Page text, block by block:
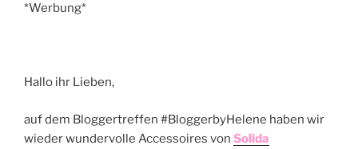
*Werbung*
Hallo ihr Lieben,
auf dem Bloggertreffen #BloggerbyHelene haben wir
wieder wundervolle Accessoires von Solida